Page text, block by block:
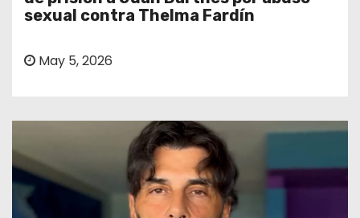
sexual contra Thelma Fardín
May 5, 2026